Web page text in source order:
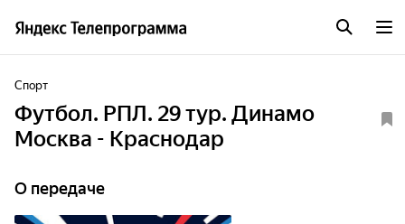
Спорт
Футбол. РПЛ. 29 тур. Динамо
Москва - Краснодар
О передаче